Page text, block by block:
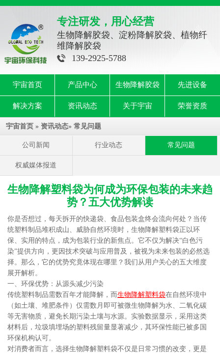
专注研发，用心经营
生物降解胶袋、淀粉降解胶袋、植物纤
维降解胶袋
139-2925-5788
宇宙首页 产品中心 生物降解胶袋 先进设备
解决方案 资讯动态 关于宇宙 荣誉资质
宇宙首页 » 资讯动态» 常见问题
公司新闻 行业动态 常见问题
权威媒体报道
生物降解塑料袋为何成为环保包装的未来趋
势？五大优势解读
你是否想过，每天拆开的快递袋、食品包装盒终会流向何处？当传
统塑料制品堆积成山、威胁自然环境时，生物降解塑料袋正以环
保、实用的特点，成为包装行业的新焦点。它不仅为解决“白色污
染”提供方向，更因技术突破与应用普及，被视为未来包装的必然选
择。那么，它的优势究竟体现在哪里？我们从用户关心的五大维度
展开解析。
一、环保优势：从源头减少污染
传统塑料制品需数百年才能降解，而生物降解塑料袋在自然环境中
（如土壤、堆肥条件）仅需数月即可被微生物降解为水、二氧化碳
等无害物质，避免长期污染土壤与水源。实验数据显示，采用这类
材料后，垃圾填埋场的塑料残留量显著减少，其环保性能已被多国
环保机构认可。
对消费者而言，选择生物降解塑料袋不仅是日常习惯的改变，更是